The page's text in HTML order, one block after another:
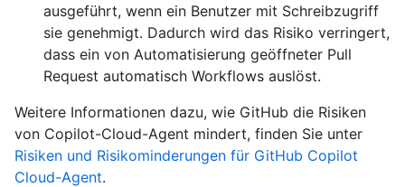
ausgeführt, wenn ein Benutzer mit Schreibzugriff
sie genehmigt. Dadurch wird das Risiko verringert,
dass ein von Automatisierung geöffneter Pull
Request automatisch Workflows auslöst.
Weitere Informationen dazu, wie GitHub die Risiken
von Copilot-Cloud-Agent mindert, finden Sie unter
Risiken und Risikominderungen für GitHub Copilot
Cloud-Agent.